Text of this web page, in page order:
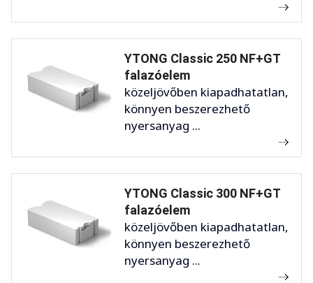
YTONG Classic 250 NF+GT
falazóelem
közeljövőben kiapadhatatlan,
könnyen beszerezhető
nyersanyag ...
YTONG Classic 300 NF+GT
falazóelem
közeljövőben kiapadhatatlan,
könnyen beszerezhető
nyersanyag ...